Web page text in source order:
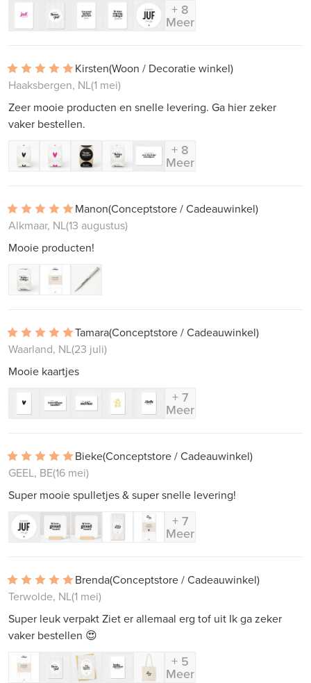
+ 8
Meer
Kirsten(Woon / Decoratie winkel)
Haaksbergen, NL(1 mei)
Zeer mooie producten en snelle levering. Ga hier zeker
vaker bestellen.
+ 8
Meer
Manon(Conceptstore / Cadeauwinkel)
Alkmaar, NL(13 augustus)
Mooie producten!
Tamara(Conceptstore / Cadeauwinkel)
Waarland, NL(23 juli)
Mooie kaartjes
+ 7
Meer
Bieke(Conceptstore / Cadeauwinkel)
GEEL, BE(16 mei)
Super mooie spulletjes & super snelle levering!
+ 7
Meer
Brenda(Conceptstore / Cadeauwinkel)
Terwolde, NL(1 mei)
Super leuk verpakt Ziet er allemaal erg tof uit Ik ga zeker
vaker bestellen 😍
+ 5
Meer